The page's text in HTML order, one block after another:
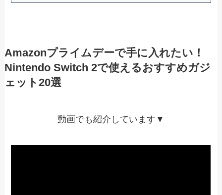
Amazonプライムデーで手に入れたい！
Nintendo Switch 2で使えるおすすめガジ
ェット20選
動画でも紹介しています▼